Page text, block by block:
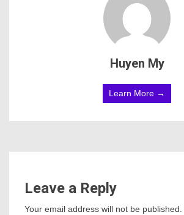
Huyen My
Learn More →
Leave a Reply
Your email address will not be published.